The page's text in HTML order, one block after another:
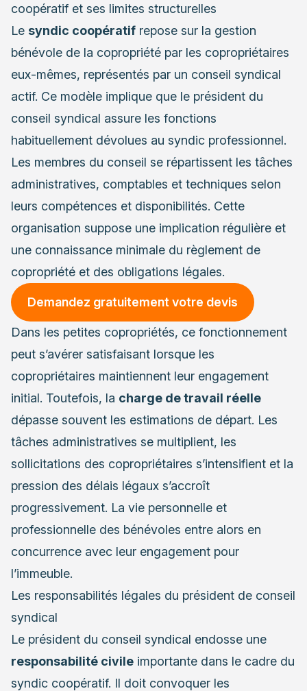
coopératif et ses limites structurelles
Le syndic coopératif repose sur la gestion
bénévole de la copropriété par les copropriétaires
eux-mêmes, représentés par un conseil syndical
actif. Ce modèle implique que le président du
conseil syndical assure les fonctions
habituellement dévolues au syndic professionnel.
Les membres du conseil se répartissent les tâches
administratives, comptables et techniques selon
leurs compétences et disponibilités. Cette
organisation suppose une implication régulière et
une connaissance minimale du règlement de
copropriété et des obligations légales.
Demandez gratuitement votre devis
Dans les petites copropriétés, ce fonctionnement
peut s’avérer satisfaisant lorsque les
copropriétaires maintiennent leur engagement
initial. Toutefois, la charge de travail réelle
dépasse souvent les estimations de départ. Les
tâches administratives se multiplient, les
sollicitations des copropriétaires s’intensifient et la
pression des délais légaux s’accroît
progressivement. La vie personnelle et
professionnelle des bénévoles entre alors en
concurrence avec leur engagement pour
l’immeuble.
Les responsabilités légales du président de conseil
syndical
Le président du conseil syndical endosse une
responsabilité civile importante dans le cadre du
syndic coopératif. Il doit convoquer les